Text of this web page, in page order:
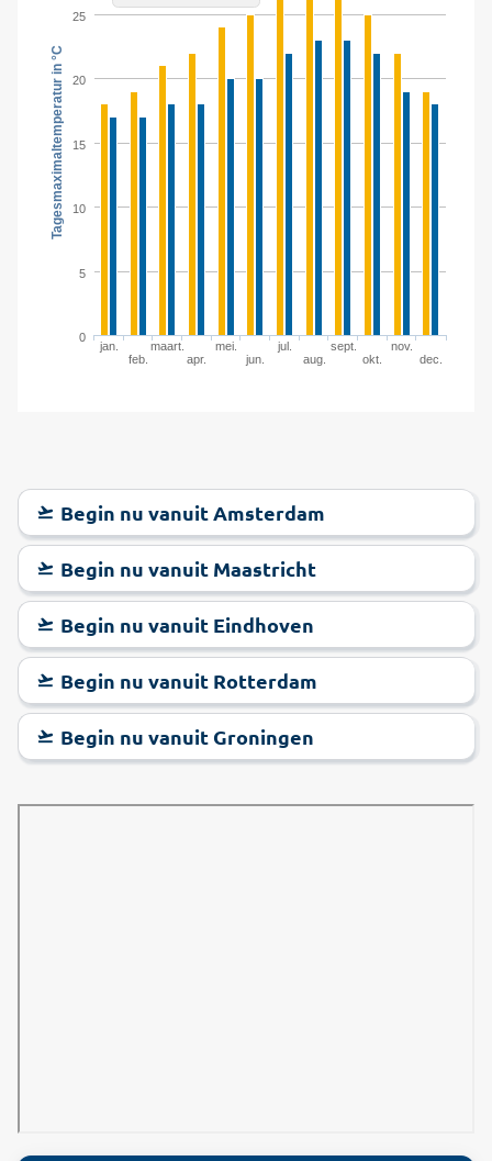
Tagesmaximaltemperatur in °C
jan.
feb.
maart.
apr.
mei.
jun.
jul.
aug.
sept.
okt.
nov.
dec.
0
5
10
15
20
25
Begin nu vanuit Amsterdam
Begin nu vanuit Maastricht
Begin nu vanuit Eindhoven
Begin nu vanuit Rotterdam
Begin nu vanuit Groningen